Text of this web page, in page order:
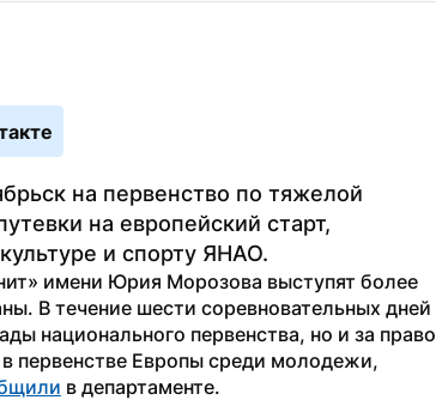
на первенство по тяжелой
на европейский старт,
и спорту ЯНАО.
имени Юрия Морозова выступят более
В течение шести соревновательных дней
национального первенства, но и за право
первенстве Европы среди молодежи,
в департаменте.